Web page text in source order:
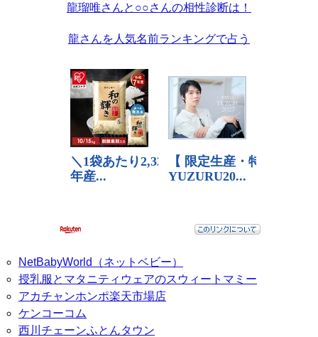
龍瑠唯さんと○○さんの相性診断は！
龍さんを人気名前ランキングで占う
NetBabyWorld（ネットベビー）
授乳服とマタニティウェアのスウィートマミー
アカチャンホンポ楽天市場店
ケンコーコム
西川チェーンふとんタウン